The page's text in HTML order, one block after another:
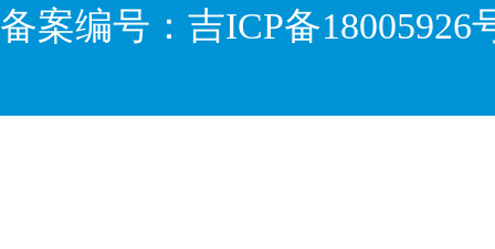
备案编号： 吉ICP备18005926